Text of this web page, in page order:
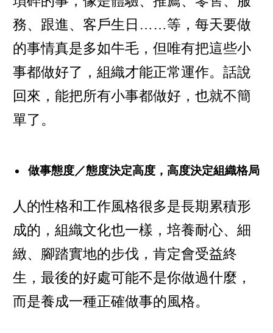
務、跟進、客戶生日……等，每天要做
的事情真是多如牛毛，但唯有把這些小
事都做好了，組織才能正常運作。話說
回來，能把所有小事都做好，也就不簡
單了。
做事態度／態度決定高度，高度決定組織格局
人的性格和工作風格很多是長期累積形
成的，組織文化也一樣，培養耐心、細
緻、腳踏實地的步伐，肯定會受益終
生，最後的好處可能不是你做過什麼，
而是養成一種正確做事的風格。